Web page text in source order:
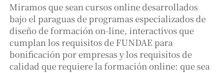
Miramos que sean cursos online desarrollados
bajo el paraguas de programas especializados de
diseño de formación on-line, interactivos que
cumplan los requisitos de FUNDAE para
bonificación por empresas y los requisitos de
calidad que requiere la formación online: que sea